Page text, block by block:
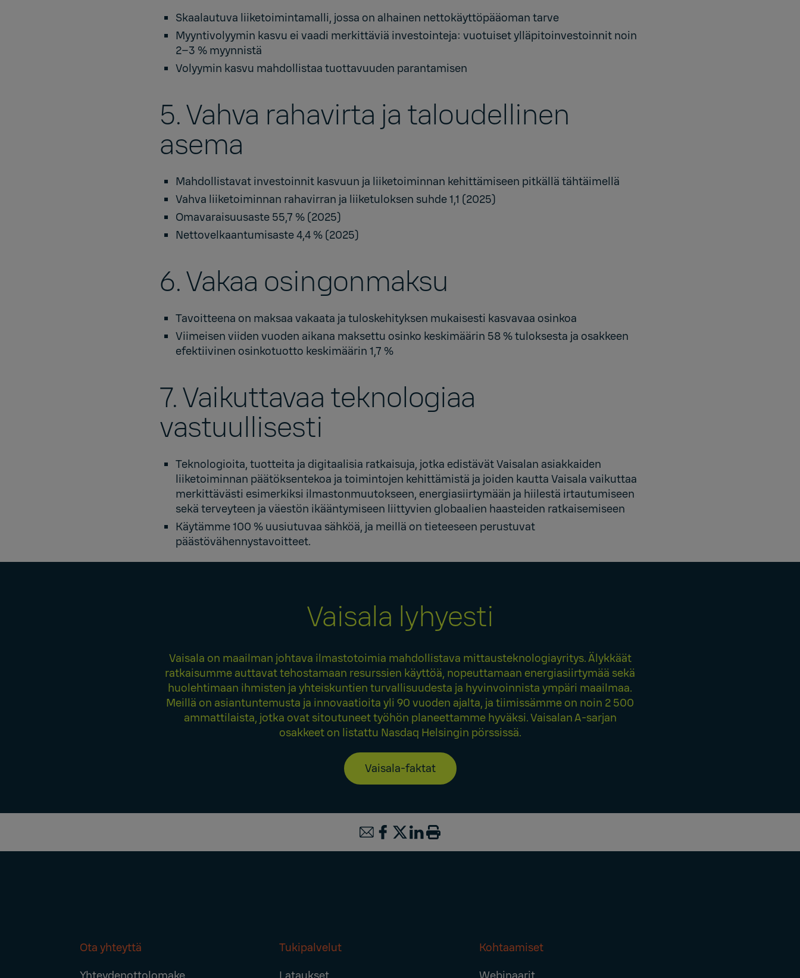
Skaalautuva liiketoimintamalli, jossa on alhainen nettokäyttöpääoman tarve
Myyntivolyymin kasvu ei vaadi merkittäviä investointeja: vuotuiset ylläpitoinvestoinnit noin
2–3 % myynnistä
Volyymin kasvu mahdollistaa tuottavuuden parantamisen
5. Vahva rahavirta ja taloudellinen
asema
Mahdollistavat investoinnit kasvuun ja liiketoiminnan kehittämiseen pitkällä tähtäimellä
Vahva liiketoiminnan rahavirran ja liiketuloksen suhde 1,1 (2025)
Omavaraisuusaste 55,7 % (2025)
Nettovelkaantumisaste 4,4 % (2025)
6. Vakaa osingonmaksu
Tavoitteena on maksaa vakaata ja tuloskehityksen mukaisesti kasvavaa osinkoa
Viimeisen viiden vuoden aikana maksettu osinko keskimäärin 58 % tuloksesta ja osakkeen
efektiivinen osinkotuotto keskimäärin 1,7 %
7. Vaikuttavaa teknologiaa
vastuullisesti
Teknologioita, tuotteita ja digitaalisia ratkaisuja, jotka edistävät Vaisalan asiakkaiden
liiketoiminnan päätöksentekoa ja toimintojen kehittämistä ja joiden kautta Vaisala vaikuttaa
merkittävästi esimerkiksi ilmastonmuutokseen, energiasiirtymään ja hiilestä irtautumiseen
sekä terveyteen ja väestön ikääntymiseen liittyvien globaalien haasteiden ratkaisemiseen
Käytämme 100 % uusiutuvaa sähköä, ja meillä on tieteeseen perustuvat
päästövähennystavoitteet.
Vaisala lyhyesti
Vaisala on maailman johtava ilmastotoimia mahdollistava mittausteknologiayritys. Älykkäät
ratkaisumme auttavat tehostamaan resurssien käyttöä, nopeuttamaan energiasiirtymää sekä
huolehtimaan ihmisten ja yhteiskuntien turvallisuudesta ja hyvinvoinnista ympäri maailmaa.
Meillä on asiantuntemusta ja innovaatioita yli 90 vuoden ajalta, ja tiimissämme on noin 2 500
ammattilaista, jotka ovat sitoutuneet työhön planeettamme hyväksi. Vaisalan A-sarjan
osakkeet on listattu Nasdaq Helsingin pörssissä.
Vaisala-faktat
Footer
Ota yhteyttä
Tukipalvelut
Kohtaamiset